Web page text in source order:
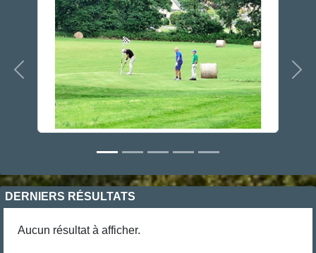
Précedent
DERNIERS RÉSULTATS
Aucun résultat à afficher.